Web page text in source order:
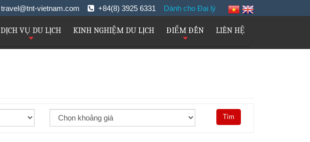
travel@tnt-vietnam.com +84(8) 3925 6331 Dành cho Đại lý
+
DỊCH VỤ DU LỊCH KINH NGHIỆM DU LỊCH
+
ĐIỂM ĐẾN LIÊN HỆ